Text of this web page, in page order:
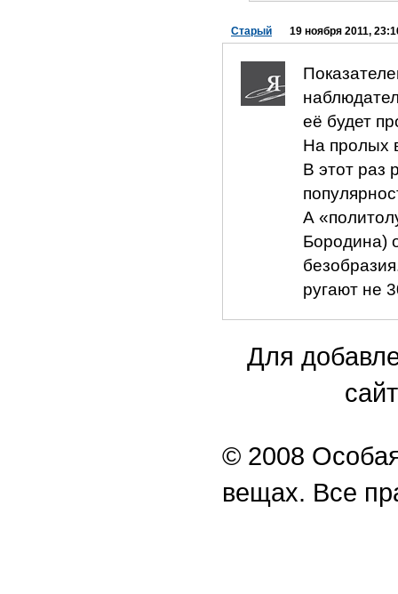
Старый 19 ноября 2011,
её будет
На пролых
В этот раз
А
Бородина)
ругают не
Для
© 2008
вещах. Все